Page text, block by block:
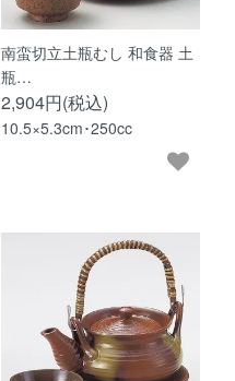
南蛮切立土瓶むし 和食器 土
瓶…
2,904円(税込)
10.5×5.3cm･250cc